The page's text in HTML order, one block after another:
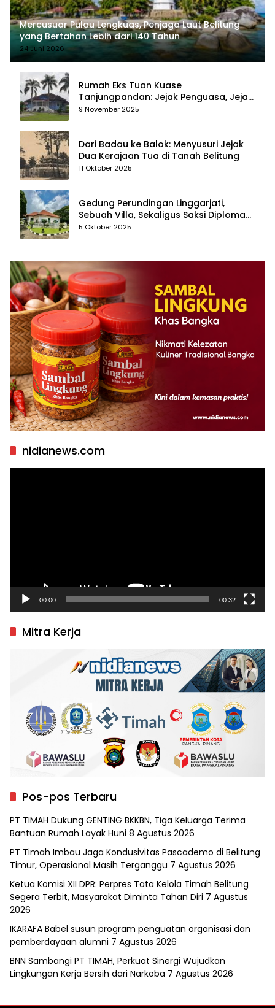
Mercusuar Pulau Lengkuas, Penjaga Laut Belitung
yang Bertahan Lebih dari 140 Tahun
24 Juni 2026
Rumah Eks Tuan Kuase
Tanjungpandan: Jejak Penguasa, Jejak
Kenangan
9 November 2025
Dari Badau ke Balok: Menyusuri Jejak
Dua Kerajaan Tua di Tanah Belitung
11 Oktober 2025
Gedung Perundingan Linggarjati,
Sebuah Villa, Sekaligus Saksi Diplomasi
yang Mengubah Arah Bangsa
5 Oktober 2025
nidianews.com
00:00 00:32
Mitra Kerja
Pos-pos Terbaru
PT TIMAH Dukung GENTING BKKBN, Tiga Keluarga Terima
Bantuan Rumah Layak Huni 8 Agustus 2026
PT Timah Imbau Jaga Kondusivitas Pascademo di Belitung
Timur, Operasional Masih Terganggu 7 Agustus 2026
Ketua Komisi XII DPR: Perpres Tata Kelola Timah Belitung
Segera Terbit, Masyarakat Diminta Tahan Diri 7 Agustus
2026
IKARAFA Babel susun program penguatan organisasi dan
pemberdayaan alumni 7 Agustus 2026
BNN Sambangi PT TIMAH, Perkuat Sinergi Wujudkan
Lingkungan Kerja Bersih dari Narkoba 7 Agustus 2026